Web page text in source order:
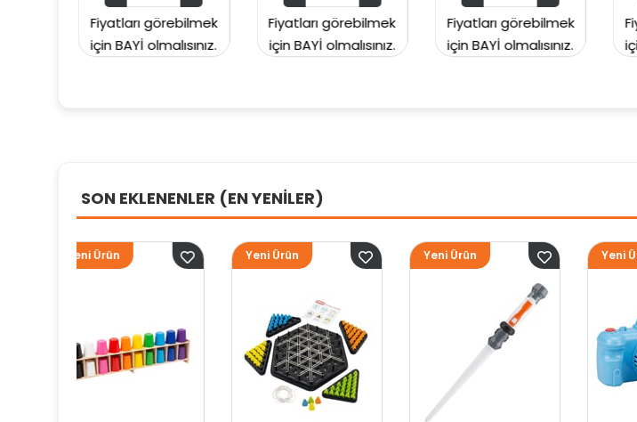
görebilmek
olmalısınız.
Fiyatları görebilmek
için BAYİ olmalısınız.
Fiyatları görebilmek
için BAYİ olmalısınız.
Fiyatları görebilmek
için BAYİ olmalısınız.
SON EKLENENLER (EN YENİLER)
Yeni Ürün Yeni Ürün Yeni Ürün